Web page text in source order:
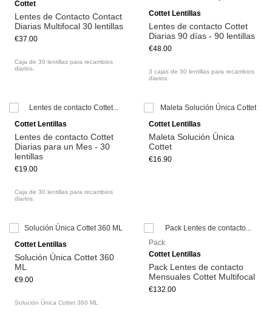
Cottet
Lentes de Contacto Contact
Diarias Multifocal 30 lentillas
€37.00
Caja de 30 lentillas para recambios
diarios.
Cottet Lentillas
Lentes de contacto Cottet
Diarias 90 días - 90 lentillas
€48.00
3 cajas de 30 lentillas para recambios
diarios.
Cottet Lentillas
Lentes de contacto Cottet
Diarias para un Mes - 30
lentillas
€19.00
Caja de 30 lentillas para recambios
diarios.
Add to cart
Cottet Lentillas
Maleta Solución Única
Cottet
€16.90
Add to cart
Cottet Lentillas
Solución Única Cottet 360
ML
€9.00
Solución Única Cottet 360 ML
Pack
Cottet Lentillas
Pack Lentes de contacto
Mensuales Cottet Multifocal
€132.00